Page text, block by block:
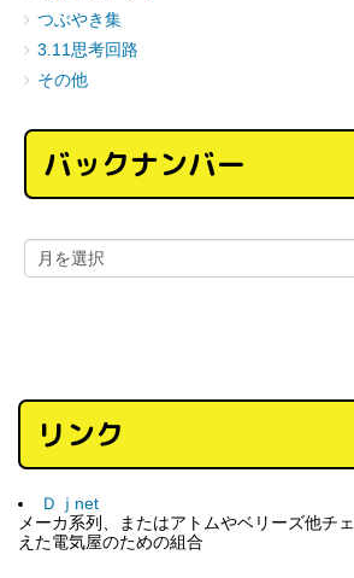
つぶやき集
3.11思考回路
その他
バックナンバー
リンク
Ｄｊnet
メーカ系列、またはアトムやベリーズ他チ
えた電気屋のための組合